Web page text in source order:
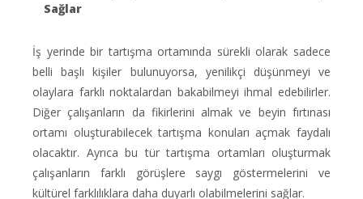
Sağlar
İş yerinde bir tartışma ortamında sürekli olarak sadece
belli başlı kişiler bulunuyorsa, yenilikçi düşünmeyi ve
olaylara farklı noktalardan bakabilmeyi ihmal edebilirler.
Diğer çalışanların da fikirlerini almak ve beyin fırtınası
ortamı oluşturabilecek tartışma konuları açmak faydalı
olacaktır. Ayrıca bu tür tartışma ortamları oluşturmak
çalışanların farklı görüşlere saygı göstermelerini ve
kültürel farklılıklara daha duyarlı olabilmelerini sağlar.